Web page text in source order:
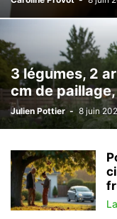
3 légumes, 2
cm de paillage,
Julien Pottier - 8 juin